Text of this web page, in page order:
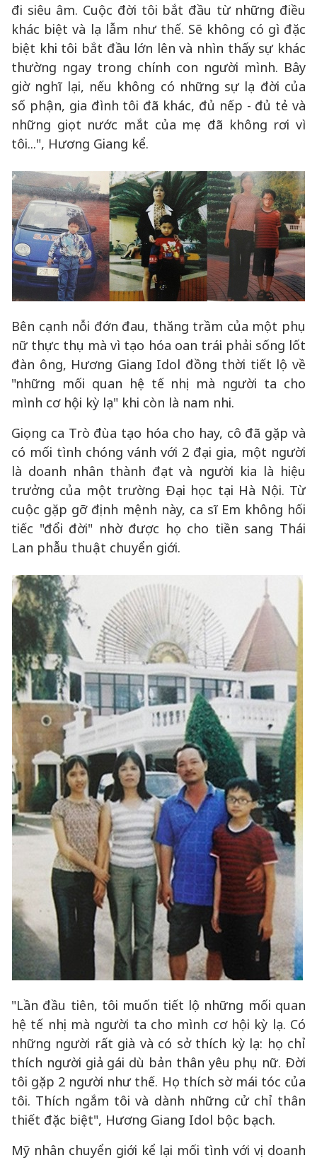
đi siêu âm. Cuộc đời tôi bắt đầu từ những điều
khác biệt và lạ lẫm như thế. Sẽ không có gì đặc
biệt khi tôi bắt đầu lớn lên và nhìn thấy sự khác
thường ngay trong chính con người mình. Bây
giờ nghĩ lại, nếu không có những sự lạ đời của
số phận, gia đình tôi đã khác, đủ nếp - đủ tẻ và
những giọt nước mắt của mẹ đã không rơi vì
tôi...", Hương Giang kể.
Bên cạnh nỗi đớn đau, thăng trầm của một phụ
nữ thực thụ mà vì tạo hóa oan trái phải sống lốt
đàn ông, Hương Giang Idol đồng thời tiết lộ về
"những mối quan hệ tế nhị mà người ta cho
mình cơ hội kỳ lạ" khi còn là nam nhi.
Giọng ca Trò đùa tạo hóa cho hay, cô đã gặp và
có mối tình chóng vánh với 2 đại gia, một người
là doanh nhân thành đạt và người kia là hiệu
trưởng của một trường Đại học tại Hà Nội. Từ
cuộc gặp gỡ định mệnh này, ca sĩ Em không hối
tiếc "đổi đời" nhờ được họ cho tiền sang Thái
Lan phẫu thuật chuyển giới.
"Lần đầu tiên, tôi muốn tiết lộ những mối quan
hệ tế nhị mà người ta cho mình cơ hội kỳ lạ. Có
những người rất già và có sở thích kỳ lạ: họ chỉ
thích người giả gái dù bản thân yêu phụ nữ. Đời
tôi gặp 2 người như thế. Họ thích sờ mái tóc của
tôi. Thích ngắm tôi và dành những cử chỉ thân
thiết đặc biệt", Hương Giang Idol bộc bạch.
Mỹ nhân chuyển giới kể lại mối tình với vị doanh